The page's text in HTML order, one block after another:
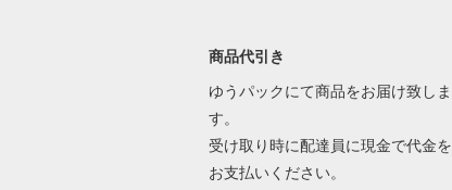
商品代引き
ゆうパックにて商品をお届け致しま
す。
受け取り時に配達員に現金で代金を
お支払いください。